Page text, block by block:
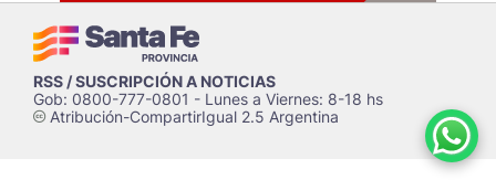
RSS / SUSCRIPCIÓN A NOTICIAS
Gob: 0800-777-0801 - Lunes a Viernes: 8-18 hs
cAtribución-CompartirIgual 2.5 Argentina